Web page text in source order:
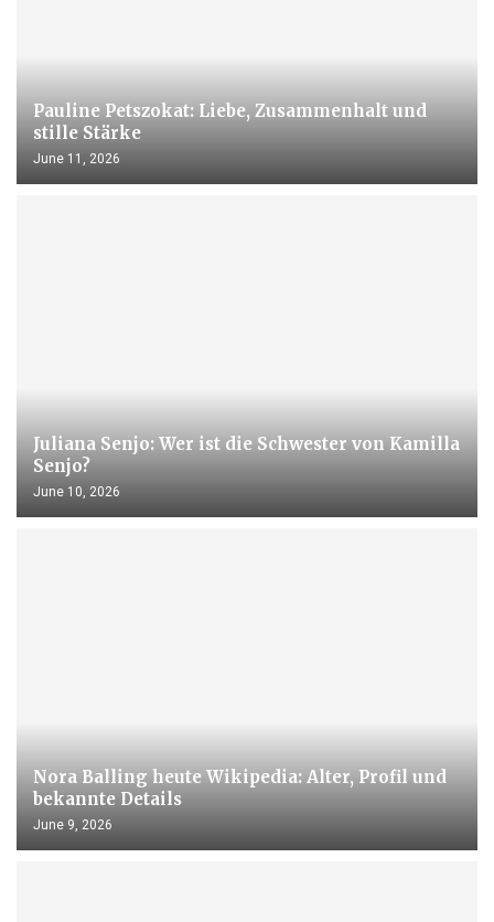
Pauline Petszokat: Liebe, Zusammenhalt und
stille Stärke
June 11, 2026
Juliana Senjo: Wer ist die Schwester von Kamilla
Senjo?
June 10, 2026
Nora Balling heute Wikipedia: Alter, Profil und
bekannte Details
June 9, 2026